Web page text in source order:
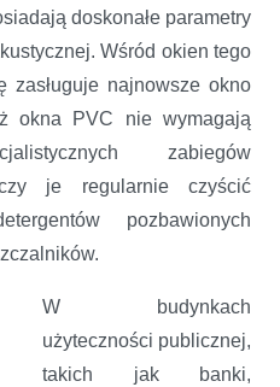
doskonałe parametry
Wśród okien tego
zasługuje najnowsze okno
okna PVC nie wymagają
zabiegów
je regularnie czyścić
pozbawionych
W budynkach
użyteczności publicznej,
takich jak banki,